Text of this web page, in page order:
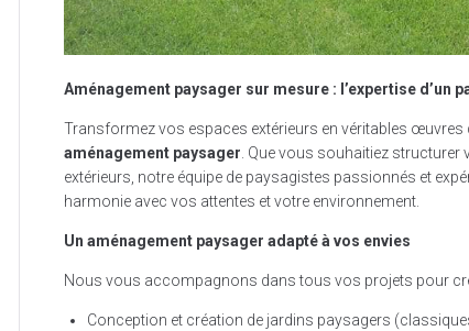
Aménagement paysager sur mesure : l’expertise d’un
Transformez vos espaces extérieurs en véritables œuvres
aménagement paysager. Que vous souhaitiez structurer
extérieurs, notre équipe de paysagistes passionnés et
harmonie avec vos attentes et votre environnement.
Un aménagement paysager adapté à vos envies
Nous vous accompagnons dans tous vos projets pour
Conception et création de jardins paysagers